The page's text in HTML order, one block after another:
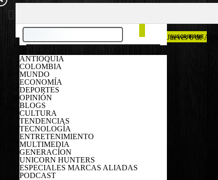
ANTIOQUIA
COLOMBIA
MUNDO
ECONOMÍA
DEPORTES
OPINIÓN
BLOGS
CULTURA
TENDENCIAS
TECNOLOGÍA
ENTRETENIMIENTO
MULTIMEDIA
GENERACÍON
UNICORN HUNTERS
ESPECIALES MARCAS ALIADAS
PODCAST
Jueves 6 de
SUSCRIBIRME